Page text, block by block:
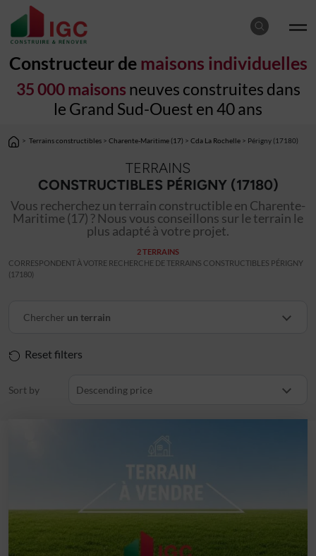
Constructeur de maisons individuelles
35 000 maisons neuves construites dans
le Grand Sud-Ouest en 40 ans
> Terrains constructibles > Charente-Maritime (17) > Cda La Rochelle > Périgny (17180)
TERRAINS
CONSTRUCTIBLES PÉRIGNY (17180)
Vous recherchez un terrain constructible en Charente-
Maritime (17) ? Nous vous conseillons sur le terrain le
plus adapté à votre projet.
2 TERRAINS
CORRESPONDENT À VOTRE RECHERCHE DE TERRAINS CONSTRUCTIBLES PÉRIGNY
(17180)
Chercher un terrain
Reset filters
Sort by Descending price